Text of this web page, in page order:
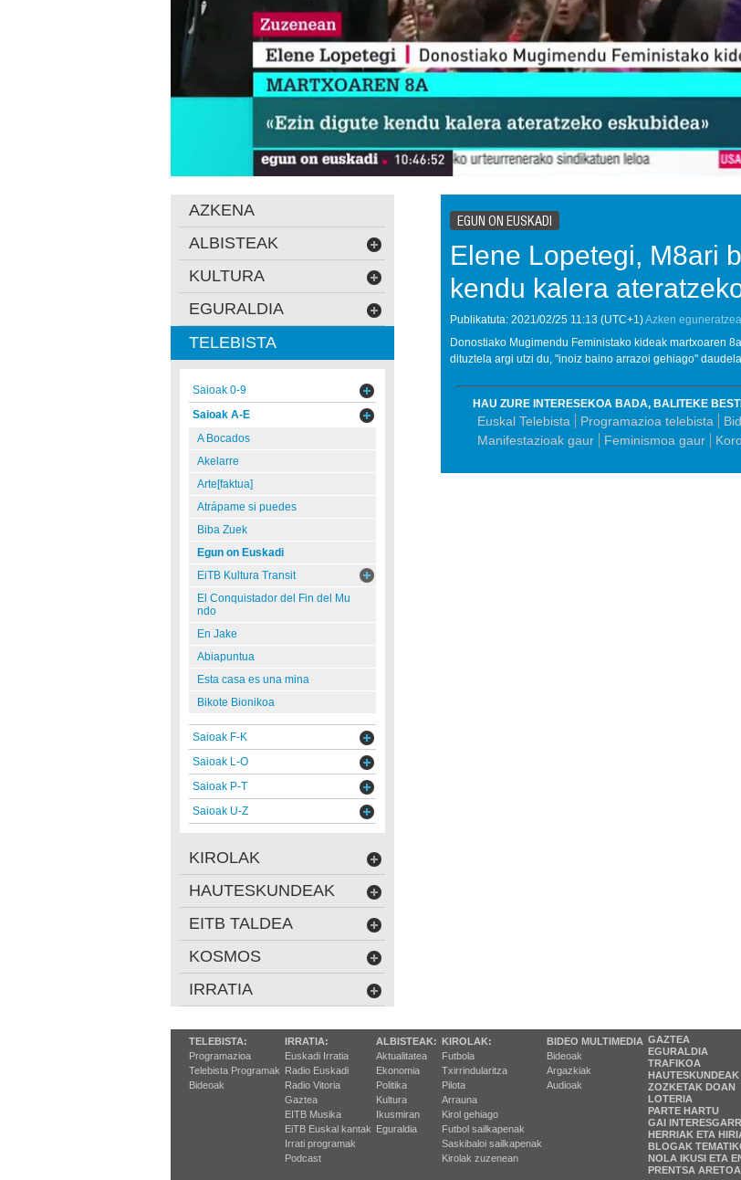
EGUN ON EUSKADI
Elene Lopetegi, M8ari
kendu kalera
Publikatuta: 2021/02/25 11:13 (UTC+1)Azken
Donostiako Mugimendu Feministako kideak martxoaren
dituztela argi utzi du, "inoiz baino arrazoi gehiago"
HAU ZURE INTERESEKOA BADA, BALITEKE
Euskal Telebista Programazioa telebista
Manifestazioak gaur
Feminismoa gaur
AZKENA
ALBISTEAK
KULTURA
EGURALDIA
TELEBISTA
Saioak 0-9
Saioak A-E
A Bocados
Akelarre
Arte[faktua]
Atrápame si puedes
Biba Zuek
Egun on Euskadi
EiTB Kultura Transit
El Conquistador del Fin del Mu
ndo
En Jake
Abiapuntua
Esta casa es una mina
Bikote Bionikoa
Saioak F-K
Saioak L-O
Saioak P-T
Saioak U-Z
KIROLAK
HAUTESKUNDEAK
EITB TALDEA
KOSMOS
IRRATIA
TELEBISTA:
Programazioa
Telebista Programak
Bideoak
IRRATIA:
Euskadi Irratia
Radio Euskadi
Radio Vitoria
Gaztea
EITB Musika
EiTB Euskal kantak
Irrati programak
Podcast
ALBISTEAK:
Aktualitatea
Ekonomia
Politika
Kultura
Ikusmiran
Eguraldia
KIROLAK:
Futbola
Txirrindularitza
Pilota
Arrauna
Kirol gehiago
Futbol sailkapenak
Saskibaloi sailkapenak
Kirolak zuzenean
BIDEO MULTIMEDIA
Bideoak
Argazkiak
Audioak
GAZTEA
EGURALDIA
TRAFIKOA
HAUTESKUNDEAK
ZOZKETAK DOAN
LOTERIA
PARTE HARTU
GAI
HERRIAK ETA
BLOGAK
NOLA IKUSI ETA
PRENTSA ARETOA